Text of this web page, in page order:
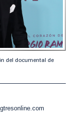
del documental de